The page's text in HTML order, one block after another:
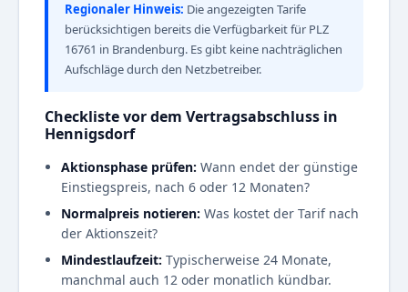
Regionaler Hinweis: Die angezeigten Tarife
berücksichtigen bereits die Verfügbarkeit für PLZ
16761 in Brandenburg. Es gibt keine nachträglichen
Aufschläge durch den Netzbetreiber.
Checkliste vor dem Vertragsabschluss in
Hennigsdorf
Aktionsphase prüfen: Wann endet der günstige
Einstiegspreis, nach 6 oder 12 Monaten?
Normalpreis notieren: Was kostet der Tarif nach
der Aktionszeit?
Mindestlaufzeit: Typischerweise 24 Monate,
manchmal auch 12 oder monatlich kündbar.